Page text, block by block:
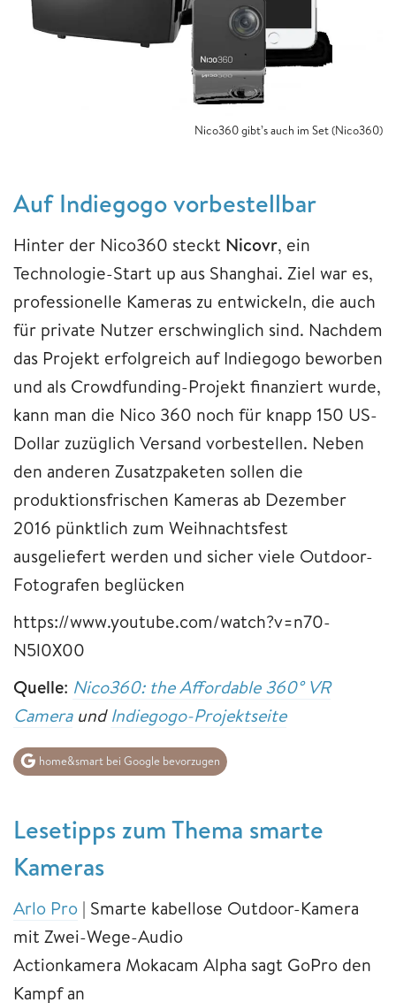
Nico360 gibt’s auch im Set (Nico360)
Auf Indiegogo vorbestellbar
Hinter der Nico360 steckt Nicovr, ein
Technologie-Start up aus Shanghai. Ziel war es,
professionelle Kameras zu entwickeln, die auch
für private Nutzer erschwinglich sind. Nachdem
das Projekt erfolgreich auf Indiegogo beworben
und als Crowdfunding-Projekt finanziert wurde,
kann man die Nico 360 noch für knapp 150 US-
Dollar zuzüglich Versand vorbestellen. Neben
den anderen Zusatzpaketen sollen die
produktionsfrischen Kameras ab Dezember
2016 pünktlich zum Weihnachtsfest
ausgeliefert werden und sicher viele Outdoor-
Fotografen beglücken
https://www.youtube.com/watch?v=n70-
N5l0X00
Quelle: Nico360: the Affordable 360° VR
CameraundIndiegogo-Projektseite
home&smart bei Google bevorzugen
Lesetipps zum Thema smarte
Kameras
Arlo Pro | Smarte kabellose Outdoor-Kamera
mit Zwei-Wege-Audio
Actionkamera Mokacam Alpha sagt GoPro den
Kampf an